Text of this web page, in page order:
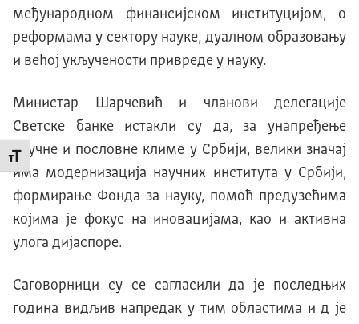
Промени величину слова
међународном финансијском институцијом, о
реформама у сектору науке, дуалном образовању
и већој укључености привреде у науку.
Министар Шарчевић и чланови делегације
Светске банке истакли су да, за унапређење
научне и пословне климе у Србији, велики значај
има модернизација научних института у Србији,
формирање Фонда за науку, помоћ предузећима
којима је фокус на иновацијама, као и активна
улога дијаспоре.
Саговорници су се сагласили да је последњих
година видљив напредак у тим областима и д је